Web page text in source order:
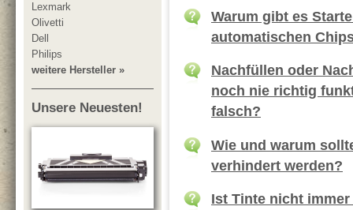
Lexmark
Olivetti
Dell
Philips
weitere Hersteller »
Unsere Neuesten!
Warum gibt es
automatischen
Nachfüllen oder
noch nie richtig
falsch?
Wie und warum
verhindert werden?
Ist Tinte nicht